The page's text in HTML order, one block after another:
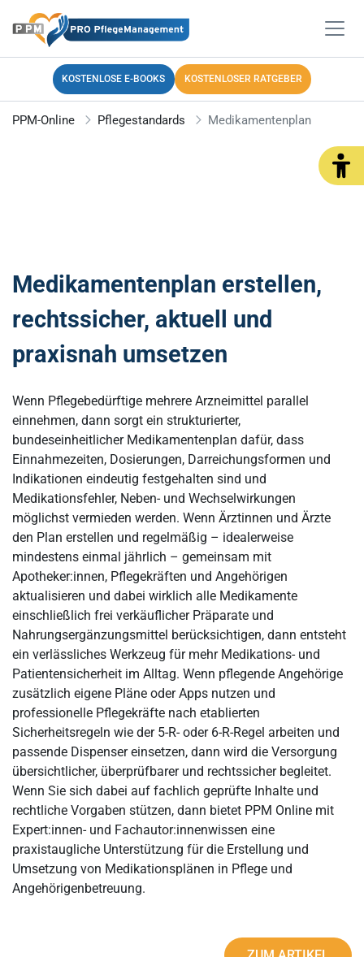
KOSTENLOSE E-BOOKS KOSTENLOSER RATGEBER
PPM-Online Pflegestandards Medikamentenplan
Medikamentenplan erstellen,
rechtssicher, aktuell und
praxisnah umsetzen
Wenn Pflegebedürftige mehrere Arzneimittel parallel
einnehmen, dann sorgt ein strukturierter,
bundeseinheitlicher Medikamentenplan dafür, dass
Einnahmezeiten, Dosierungen, Darreichungsformen und
Indikationen eindeutig festgehalten sind und
Medikationsfehler, Neben- und Wechselwirkungen
möglichst vermieden werden. Wenn Ärztinnen und Ärzte
den Plan erstellen und regelmäßig – idealerweise
mindestens einmal jährlich – gemeinsam mit
Apotheker:innen, Pflegekräften und Angehörigen
aktualisieren und dabei wirklich alle Medikamente
einschließlich frei verkäuflicher Präparate und
Nahrungsergänzungsmittel berücksichtigen, dann entsteht
ein verlässliches Werkzeug für mehr Medikations- und
Patientensicherheit im Alltag. Wenn pflegende Angehörige
zusätzlich eigene Pläne oder Apps nutzen und
professionelle Pflegekräfte nach etablierten
Sicherheitsregeln wie der 5-R- oder 6-R-Regel arbeiten und
passende Dispenser einsetzen, dann wird die Versorgung
übersichtlicher, überprüfbarer und rechtssicher begleitet.
Wenn Sie sich dabei auf fachlich geprüfte Inhalte und
rechtliche Vorgaben stützen, dann bietet PPM Online mit
Expert:innen- und Fachautor:innenwissen eine
praxistaugliche Unterstützung für die Erstellung und
Umsetzung von Medikationsplänen in Pflege und
Angehörigenbetreuung.